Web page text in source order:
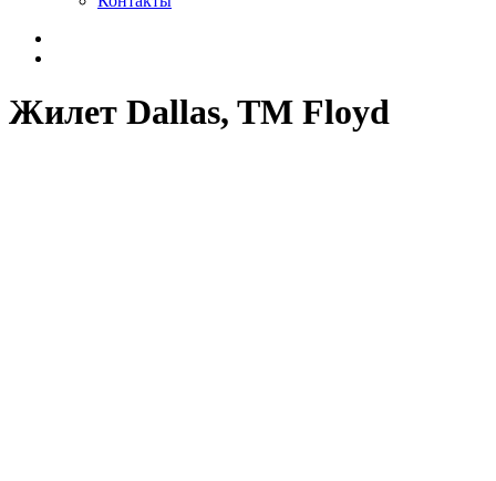
Жилет Dallas, TM Floyd